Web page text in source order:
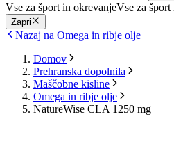
Vse za šport in okrevanjeVse za
Zapri
Nazaj na Omega in ribje olje
Domov
Prehranska dopolnila
Maščobne kisline
Omega in ribje olje
NatureWise CLA 1250 mg